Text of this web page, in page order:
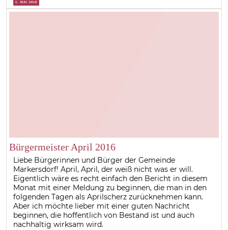
1. MAI 2016
Bürgermeister April 2016
Liebe Bürgerinnen und Bürger der Gemeinde
Markersdorf! April, April, der weiß nicht was er will.
Eigentlich wäre es recht einfach den Bericht in diesem
Monat mit einer Meldung zu beginnen, die man in den
folgenden Tagen als Aprilscherz zurücknehmen kann.
Aber ich möchte lieber mit einer guten Nachricht
beginnen, die hoffentlich von Bestand ist und auch
nachhaltig wirksam wird.